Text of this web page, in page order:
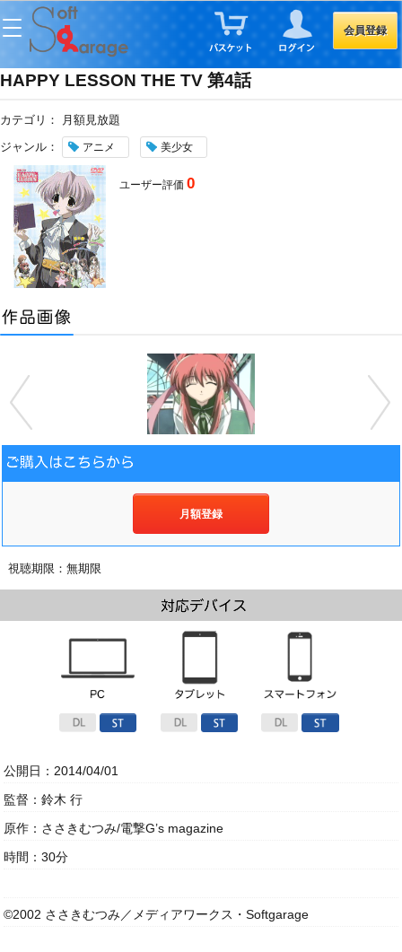
会員登録
HAPPY LESSON THE TV 第4話
カテゴリ：
月額見放題
ジャンル：
アニメ 美少女
ユーザー評価0
月額登録
視聴期限：無期限
公開日：2014/04/01
監督：鈴木 行
原作：ささきむつみ/電撃G’s magazine
時間：30分
©2002 ささきむつみ／メディアワークス・Softgarage